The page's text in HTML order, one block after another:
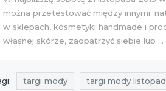
można przetestować między innymi:
w sklepach, kosmetyki handmade i
własnej skórze, zaopatrzyć siebie lub …
targi mody targi mody listopad